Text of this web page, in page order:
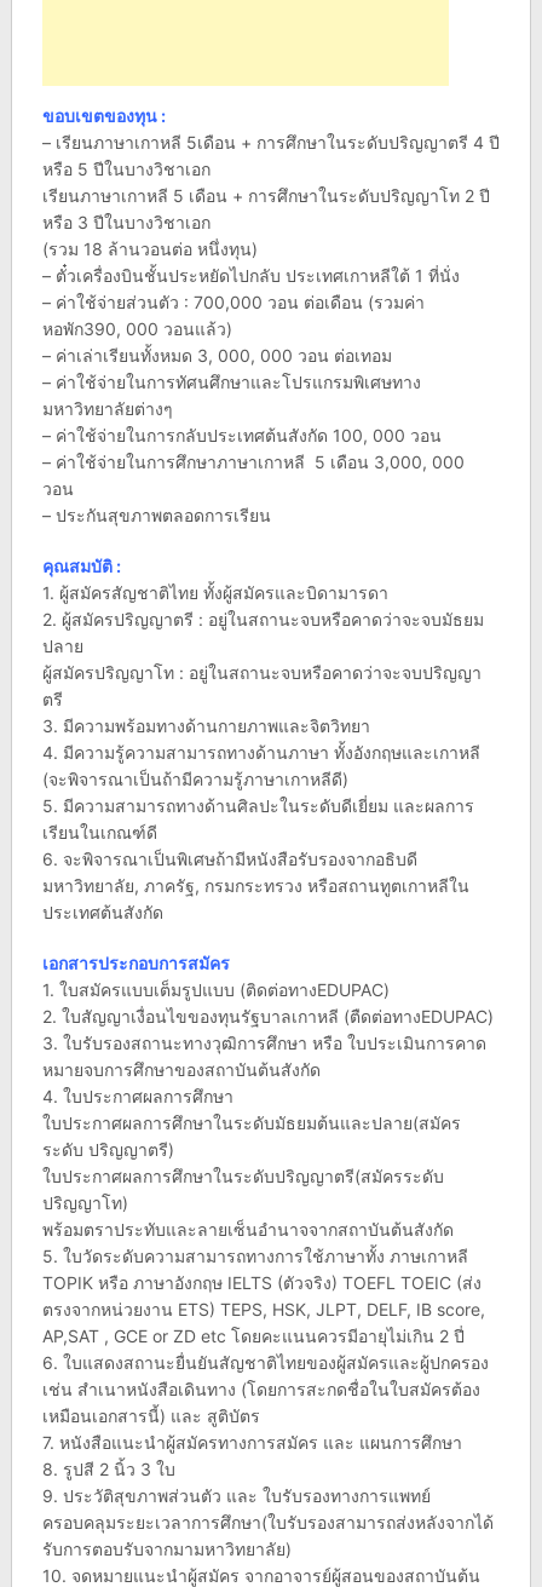
ขอบเขตของทุน :
– เรียนภาษาเกาหลี 5เดือน + การศึกษาในระดับปริญญาตรี 4 ปี
หรือ 5 ปีในบางวิชาเอก
เรียนภาษาเกาหลี 5 เดือน + การศึกษาในระดับปริญญาโท 2 ปี
หรือ 3 ปีในบางวิชาเอก
(รวม 18 ล้านวอนต่อ หนึ่งทุน)
– ตั๋วเครื่องบินชั้นประหยัดไปกลับ ประเทศเกาหลีใต้ 1 ที่นั่ง
– ค่าใช้จ่ายส่วนตัว : 700,000 วอน ต่อเดือน (รวมค่า
หอพัก390, 000 วอนแล้ว)
– ค่าเล่าเรียนทั้งหมด 3, 000, 000 วอน ต่อเทอม
– ค่าใช้จ่ายในการทัศนศึกษาและโปรแกรมพิเศษทาง
มหาวิทยาลัยต่างๆ
– ค่าใช้จ่ายในการกลับประเทศต้นสังกัด 100, 000 วอน
– ค่าใช้จ่ายในการศึกษาภาษาเกาหลี 5 เดือน 3,000, 000
วอน
– ประกันสุขภาพตลอดการเรียน
คุณสมบัติ :
1. ผู้สมัครสัญชาติไทย ทั้งผู้สมัครและบิดามารดา
2. ผู้สมัครปริญญาตรี : อยู่ในสถานะจบหรือคาดว่าจะจบมัธยม
ปลาย
ผู้สมัครปริญญาโท : อยู่ในสถานะจบหรือคาดว่าจะจบปริญญา
ตรี
3. มีความพร้อมทางด้านกายภาพและจิตวิทยา
4. มีความรู้ความสามารถทางด้านภาษา ทั้งอังกฤษและเกาหลี
(จะพิจารณาเป็นถ้ามีความรู้ภาษาเกาหลีดี)
5. มีความสามารถทางด้านศิลปะในระดับดีเยี่ยม และผลการ
เรียนในเกณฑ์ดี
6. จะพิจารณาเป็นพิเศษถ้ามีหนังสือรับรองจากอธิบดี
มหาวิทยาลัย, ภาครัฐ, กรมกระทรวง หรือสถานทูตเกาหลีใน
ประเทศต้นสังกัด
เอกสารประกอบการสมัคร
1. ใบสมัครแบบเต็มรูปแบบ (ติดต่อทางEDUPAC)
2. ใบสัญญาเงื่อนไขของทุนรัฐบาลเกาหลี (ตืดต่อทางEDUPAC)
3. ใบรับรองสถานะทางวุฒิการศึกษา หรือ ใบประเมินการคาด
หมายจบการศึกษาของสถาบันต้นสังกัด
4. ใบประกาศผลการศึกษา
ใบประกาศผลการศึกษาในระดับมัธยมต้นและปลาย(สมัคร
ระดับ ปริญญาตรี)
ใบประกาศผลการศึกษาในระดับปริญญาตรี(สมัครระดับ
ปริญญาโท)
พร้อมตราประทับและลายเซ็นอำนาจจากสถาบันต้นสังกัด
5. ใบวัดระดับความสามารถทางการใช้ภาษาทั้ง ภาษเกาหลี
TOPIK หรือ ภาษาอังกฤษ IELTS (ตัวจริง) TOEFL TOEIC (ส่ง
ตรงจากหน่วยงาน ETS) TEPS, HSK, JLPT, DELF, IB score,
AP,SAT , GCE or ZD etc โดยคะแนนควรมีอายุไม่เกิน 2 ปี่
6. ใบแสดงสถานะยื่นยันสัญชาติไทยของผู้สมัครและผู้ปกครอง
เช่น สำเนาหนังสือเดินทาง (โดยการสะกดชื่อในใบสมัครต้อง
เหมือนเอกสารนี้) และ สูติบัตร
7. หนังสือแนะนำผู้สมัครทางการสมัคร และ แผนการศึกษา
8. รูปสี 2 นิ้ว 3 ใบ
9. ประวัติสุขภาพส่วนตัว และ ใบรับรองทางการแพทย์
ครอบคลุมระยะเวลาการศึกษา(ใบรับรองสามารถส่งหลังจากได้
รับการตอบรับจากมามหาวิทยาลัย)
10. จดหมายแนะนำผู้สมัคร จากอาจารย์ผู้สอนของสถาบันต้น